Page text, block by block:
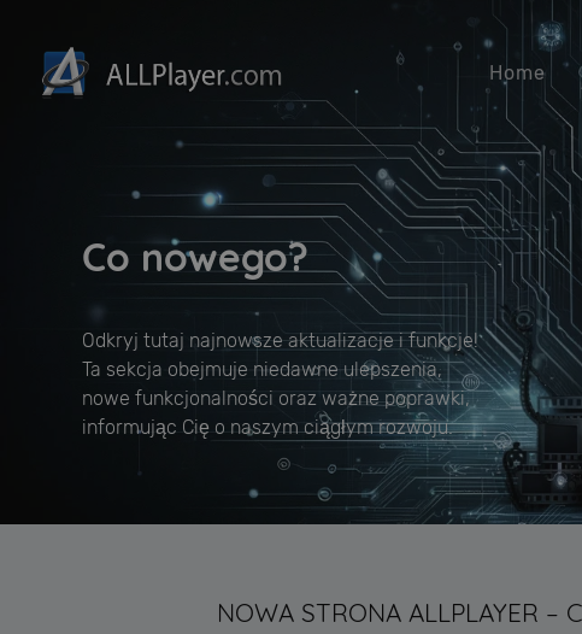
Home
Co nowego?
Odkryj tutaj najnowsze aktualizacje i funkcje!
Ta sekcja obejmuje niedawne ulepszenia,
nowe funkcjonalności oraz ważne poprawki,
informując Cię o naszym ciągłym rozwoju.
NOWA STRONA ALLPLAYER –